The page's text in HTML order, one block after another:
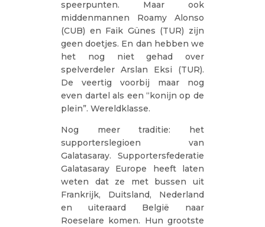
speerpunten. Maar ook
middenmannen Roamy Alonso
(CUB) en Faik Günes (TUR) zijn
geen doetjes. En dan hebben we
het nog niet gehad over
spelverdeler Arslan Eksi (TUR).
De veertig voorbij maar nog
even dartel als een “konijn op de
plein”. Wereldklasse.
Nog meer traditie: het
supporterslegioen van
Galatasaray. Supportersfederatie
Galatasaray Europe heeft laten
weten dat ze met bussen uit
Frankrijk, Duitsland, Nederland
en uiteraard België naar
Roeselare komen. Hun grootste